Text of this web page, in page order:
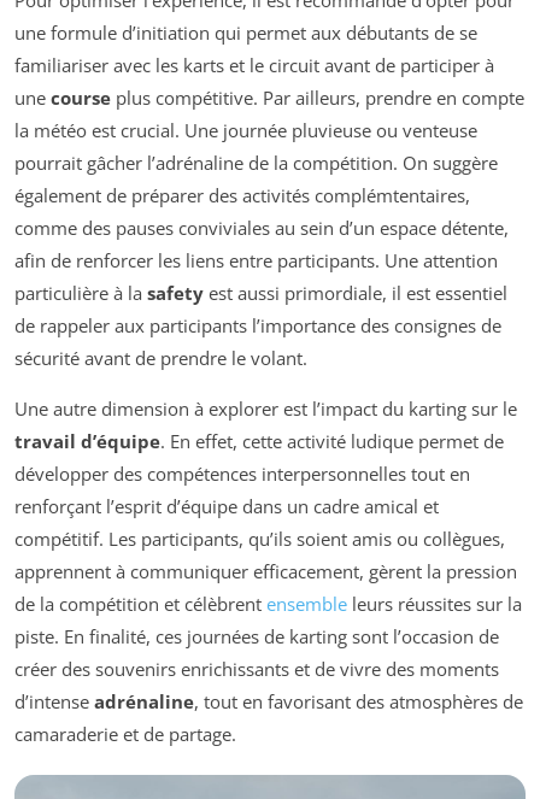
une formule d’initiation qui permet aux débutants de se
familiariser avec les karts et le circuit avant de participer à
une course plus compétitive. Par ailleurs, prendre en compte
la météo est crucial. Une journée pluvieuse ou venteuse
pourrait gâcher l’adrénaline de la compétition. On suggère
également de préparer des activités complémtentaires,
comme des pauses conviviales au sein d’un espace détente,
afin de renforcer les liens entre participants. Une attention
particulière à la safety est aussi primordiale, il est essentiel
de rappeler aux participants l’importance des consignes de
sécurité avant de prendre le volant.
Une autre dimension à explorer est l’impact du karting sur le
travail d’équipe. En effet, cette activité ludique permet de
développer des compétences interpersonnelles tout en
renforçant l’esprit d’équipe dans un cadre amical et
compétitif. Les participants, qu’ils soient amis ou collègues,
apprennent à communiquer efficacement, gèrent la pression
de la compétition et célèbrent ensemble leurs réussites sur la
piste. En finalité, ces journées de karting sont l’occasion de
créer des souvenirs enrichissants et de vivre des moments
d’intense adrénaline, tout en favorisant des atmosphères de
camaraderie et de partage.